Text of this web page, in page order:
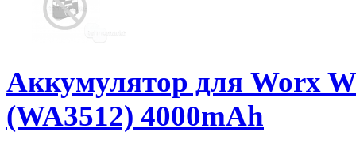
Аккумулятор для Worx
(WA3512) 4000mAh